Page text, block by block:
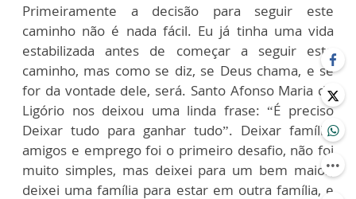
Primeiramente a decisão para seguir este
caminho não é nada fácil. Eu já tinha uma vida
estabilizada antes de começar a seguir este
caminho, mas como se diz, se Deus chama, e se
for da vontade dele, será. Santo Afonso Maria de
Ligório nos deixou uma linda frase: “É preciso
Deixar tudo para ganhar tudo”. Deixar família,
amigos e emprego foi o primeiro desafio, não foi
muito simples, mas deixei para um bem maior,
deixei uma família para estar em outra família, e